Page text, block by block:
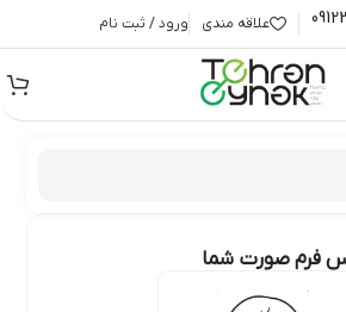
علاقه مندی ورود / ثبت نام
فرم صورت شما